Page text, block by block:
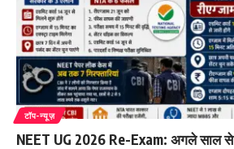
टॉप-न्यूज़
NEET UG 2026 Re-Exam: अगले साल